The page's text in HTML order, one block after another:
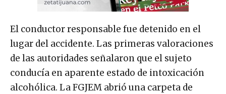
El conductor responsable fue detenido en el
lugar del accidente. Las primeras valoraciones
de las autoridades señalaron que el sujeto
conducía en aparente estado de intoxicación
alcohólica. La FGJEM abrió una carpeta de